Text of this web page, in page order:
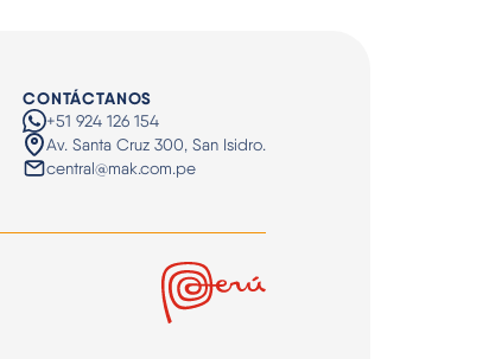
CONTÁCTANOS
+51 924 126 154
Av. Santa Cruz 300, San Isidro.
central@mak.com.pe